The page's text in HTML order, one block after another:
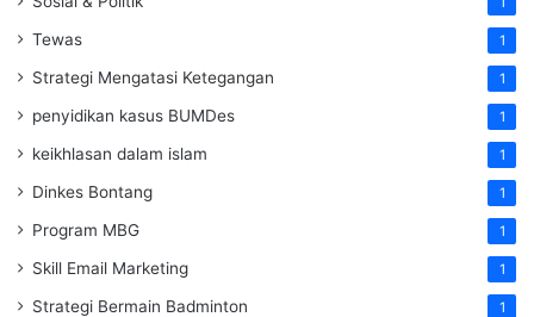
Tewas 1
Strategi Mengatasi Ketegangan 1
penyidikan kasus BUMDes 1
keikhlasan dalam islam 1
Dinkes Bontang 1
Program MBG 1
Skill Email Marketing 1
Strategi Bermain Badminton 1